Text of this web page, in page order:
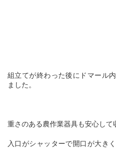
組立てが終わった後にドマール
ました。
重さのある農作業器具も安心して
入口がシャッターで開口が大き